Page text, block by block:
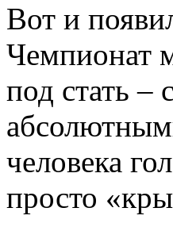
Вот и
Чемпионат
под стать –
человека
просто